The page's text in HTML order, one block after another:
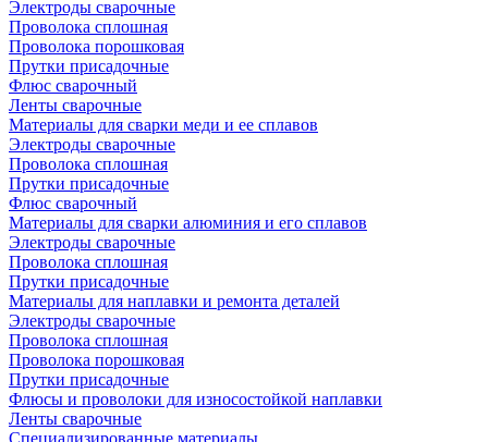
Электроды сварочные
Проволока сплошная
Проволока порошковая
Прутки присадочные
Флюс сварочный
Ленты сварочные
Материалы для сварки меди и ее сплавов
Электроды сварочные
Проволока сплошная
Прутки присадочные
Флюс сварочный
Материалы для сварки алюминия и его сплавов
Электроды сварочные
Проволока сплошная
Прутки присадочные
Материалы для наплавки и ремонта деталей
Электроды сварочные
Проволока сплошная
Проволока порошковая
Прутки присадочные
Флюсы и проволоки для износостойкой наплавки
Ленты сварочные
Специализированные материалы